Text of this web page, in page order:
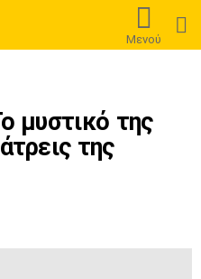
Μενού
μυστικό της
της